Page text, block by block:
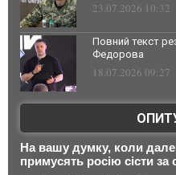
23.07.2026 10:32
Повний текст
Федорова
18.07.2026 09:27
На вашу думку, коли
примусять росію сісти за